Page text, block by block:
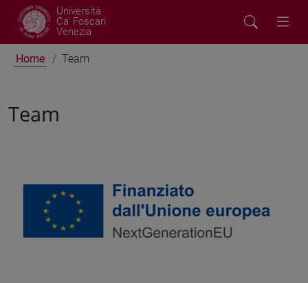
Università
Ca' Foscari
Venezia
Home Team
Team